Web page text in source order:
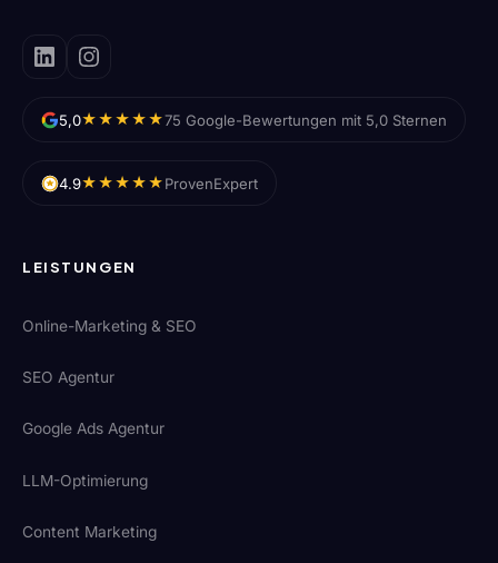
5,0★★★★★75 Google-Bewertungen mit 5,0 Sternen
4.9★★★★★ProvenExpert
LEISTUNGEN
Online-Marketing & SEO
SEO Agentur
Google Ads Agentur
LLM-Optimierung
Content Marketing